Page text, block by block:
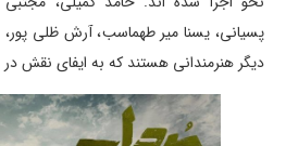
پسیانی، یسنا میر طهماسب، آرش ظلی پور،
دیگر هنرمندانی هستند که به ایفای نقش در